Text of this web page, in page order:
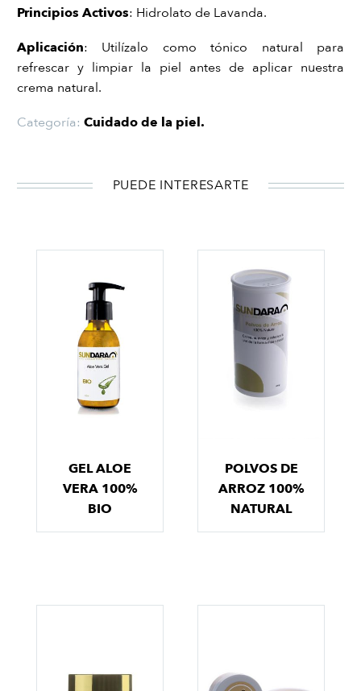
Principios Activos: Hidrolato de Lavanda.
Aplicación: Utilízalo como tónico natural para
refrescar y limpiar la piel antes de aplicar nuestra
crema natural.
Categoría: Cuidado de la piel.
PUEDE INTERESARTE
GEL ALOE
VERA 100%
BIO
POLVOS DE
ARROZ 100%
NATURAL